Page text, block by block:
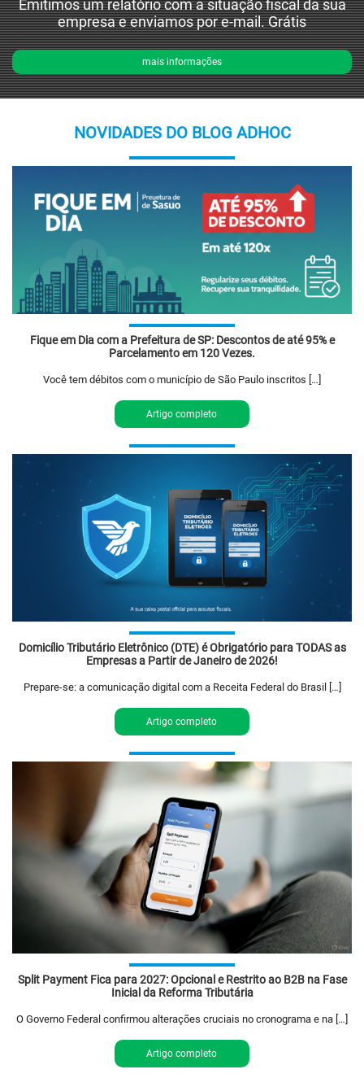
Emitimos um relatório com a situação fiscal da sua
empresa e enviamos por e-mail. Grátis
mais informações
NOVIDADES DO BLOG ADHOC
Fique em Dia com a Prefeitura de SP: Descontos de até 95% e
Parcelamento em 120 Vezes.
Você tem débitos com o município de São Paulo inscritos […]
Artigo completo
Domicílio Tributário Eletrônico (DTE) é Obrigatório para TODAS as
Empresas a Partir de Janeiro de 2026!
Prepare-se: a comunicação digital com a Receita Federal do Brasil […]
Artigo completo
Split Payment Fica para 2027: Opcional e Restrito ao B2B na Fase
Inicial da Reforma Tributária
O Governo Federal confirmou alterações cruciais no cronograma e na […]
Artigo completo